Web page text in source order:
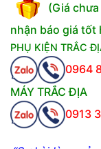
(Giá
nhận báo giá tốt
PHỤ KIỆN TRẮC
0964
MÁY TRẮC ĐỊA
0913